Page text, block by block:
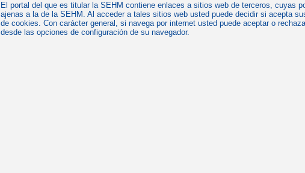
El portal del que es titular la SEHM contiene enlaces a sitios web de terceros, cuyas
ajenas a la de la SEHM. Al acceder a tales sitios web usted puede decidir si acepta
de cookies. Con carácter general, si navega por internet usted puede aceptar o
desde las opciones de configuración de su navegador.